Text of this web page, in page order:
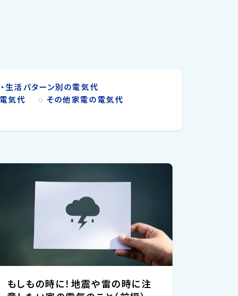
生活パターン別の電気代
気代
その他家電の電気代
もしもの時に！地震や雷の時に注